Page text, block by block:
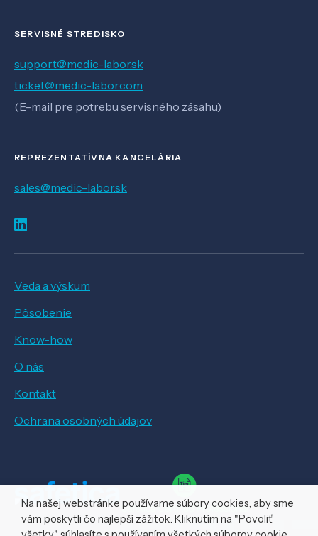
SERVISNÉ STREDISKO
support@medic-labor.sk
ticket@medic-labor.com
(E-mail pre potrebu servisného zásahu)
REPREZENTATÍVNA KANCELÁRIA
sales@medic-labor.sk
Veda a výskum
Pôsobenie
Know-how
O nás
Kontakt
Ochrana osobných údajov
Na našej webstránke používame súbory cookies, aby sme
vám poskytli čo najlepší zážitok. Kliknutím na "Povoliť